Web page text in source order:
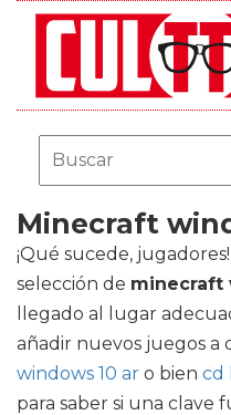
Minecraft
¡Qué sucede,
selección de minecraft
llegado al lugar
añadir nuevos juegos a
windows 10 ar o bien cd
para saber si una clave